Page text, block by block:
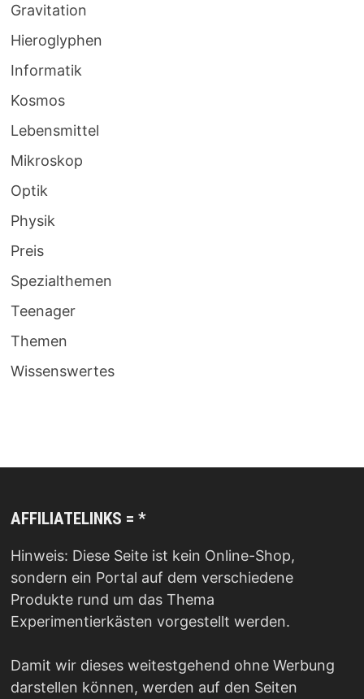
Gravitation
Hieroglyphen
Informatik
Kosmos
Lebensmittel
Mikroskop
Optik
Physik
Preis
Spezialthemen
Teenager
Themen
Wissenswertes
AFFILIATELINKS = *
Hinweis: Diese Seite ist kein Online-Shop,
sondern ein Portal auf dem verschiedene
Produkte rund um das Thema
Experimentierkästen vorgestellt werden.
Damit wir dieses weitestgehend ohne Werbung
darstellen können, werden auf den Seiten